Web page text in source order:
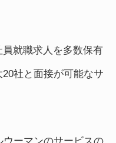
就職求人を多数保有
社と面接が可能なサ